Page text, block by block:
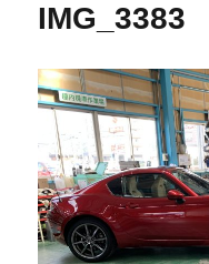
IMG_3383